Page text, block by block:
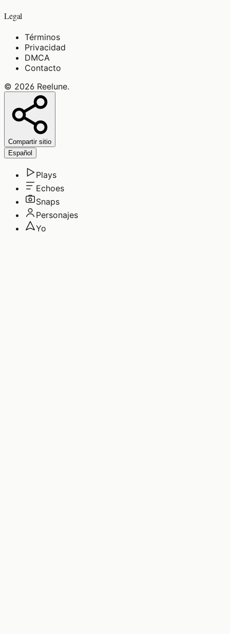
Legal
Términos
Privacidad
DMCA
Contacto
© 2026 Reelune.
Compartir sitio
Español
Plays
Echoes
Snaps
Personajes
Yo